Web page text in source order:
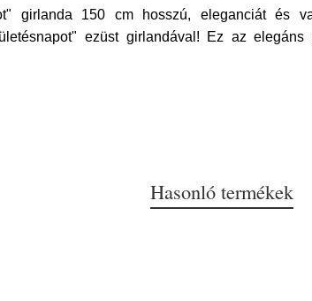
girlanda 150 cm hosszú, eleganciát és
ezüst girlandával! Ez az
Hasonló termékek